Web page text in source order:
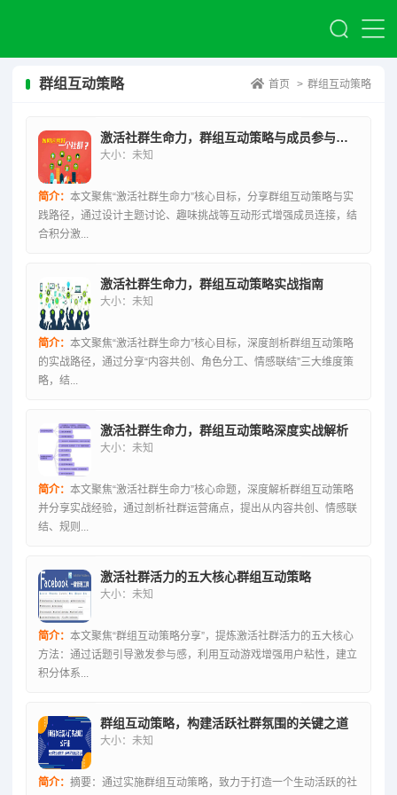
群组互动策略 首页 > 群组互动策略
激活社群生命力，群组互动策略与成员参与积极性提升实践
大小：未知
简介： 本文聚焦“激活社群生命力”核心目标，分享群组互动策略与实
践路径，通过设计主题讨论、趣味挑战等互动形式增强成员连接，结
合积分激...
激活社群生命力，群组互动策略实战指南
大小：未知
简介： 本文聚焦“激活社群生命力”核心目标，深度剖析群组互动策略
的实战路径，通过分享“内容共创、角色分工、情感联结”三大维度策
略，结...
激活社群生命力，群组互动策略深度实战解析
大小：未知
简介： 本文聚焦“激活社群生命力”核心命题，深度解析群组互动策略
并分享实战经验，通过剖析社群运营痛点，提出从内容共创、情感联
结、规则...
激活社群活力的五大核心群组互动策略
大小：未知
简介： 本文聚焦“群组互动策略分享”，提炼激活社群活力的五大核心
方法：通过话题引导激发参与感，利用互动游戏增强用户粘性，建立
积分体系...
群组互动策略，构建活跃社群氛围的关键之道
大小：未知
简介： 摘要：通过实施群组互动策略，致力于打造一个生动活跃的社